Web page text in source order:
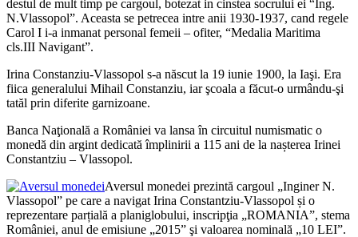
destul de mult timp pe cargoul, botezat in cinstea socrului ei “Ing.
N.Vlassopol”. Aceasta se petrecea intre anii 1930-1937, cand regele
Carol I i-a inmanat personal femeii – ofiter, “Medalia Maritima
cls.III Navigant”.
Irina Constanziu-Vlassopol s-a născut la 19 iunie 1900, la Iaşi. Era
fiica generalului Mihail Constanziu, iar şcoala a făcut-o urmându-şi
tatăl prin diferite garnizoane.
Banca Naţională a României va lansa în circuitul numismatic o
monedă din argint dedicată împlinirii a 115 ani de la nașterea Irinei
Constantziu – Vlassopol.
Aversul monedei prezintă cargoul „Inginer N.
Vlassopol” pe care a navigat Irina Constantziu-Vlassopol și o
reprezentare parțială a planiglobului, inscripţia „ROMANIA”, stema
României, anul de emisiune „2015” şi valoarea nominală „10 LEI”.